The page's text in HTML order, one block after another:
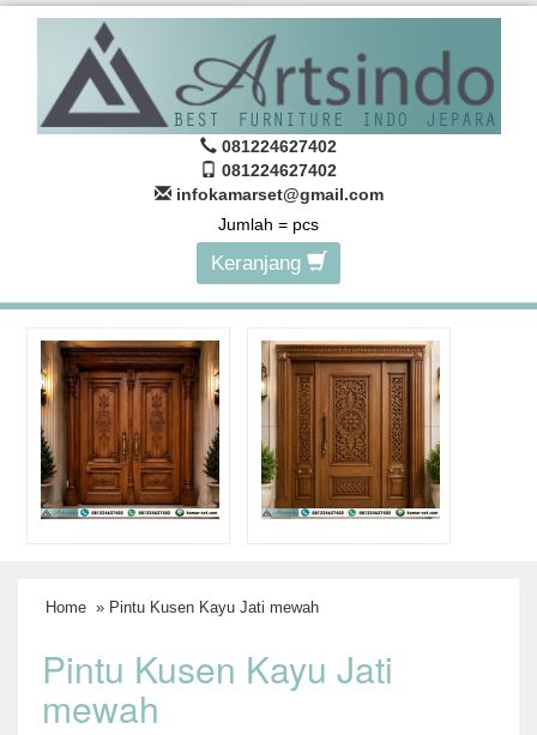
081224627402
081224627402
infokamarset@gmail.com
Jumlah = pcs
Keranjang
Home » Pintu Kusen Kayu Jati mewah
Pintu Kusen Kayu Jati
mewah